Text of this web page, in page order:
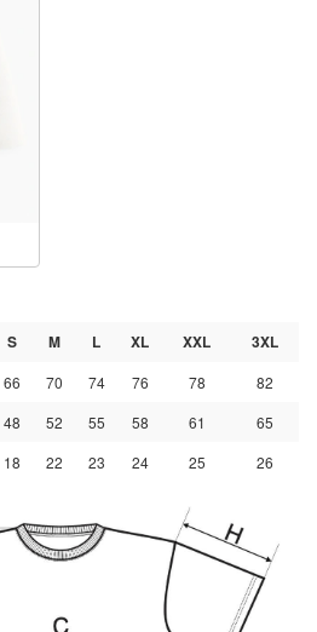
S M L XL XXL
3XL
66 70 74 76 78 82
48 52 55 58 61 65
18 22 23 24 25 26